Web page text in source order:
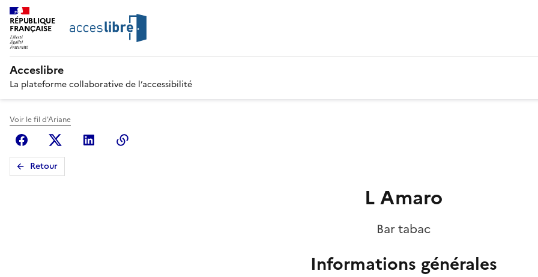
RÉPUBLIQUE
FRANÇAISE
Acceslibre
La plateforme collaborative de l’accessibilité
Voir le fil d'Ariane
FacebookX (anciennement Twitter)
Linkedin
Retour
L Amaro
Bar tabac
Informations générales